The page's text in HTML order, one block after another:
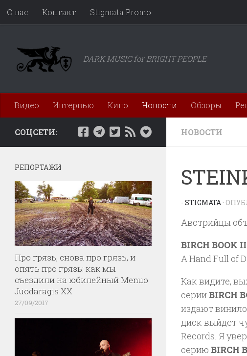
Перейти к содержимому
О нас Контакт Stigmata Promo
DARK MUSIC for BRIGHT PEOPLE
Видео Интервью Кино Новости Обзоры
НОВОСТИ
- STIGMATA ·
Австрийцы
BIRCH BOOK
A Hand Full of
Как видите,
серииBIRCH
издают
диск выйдет
Records. Я
серию BIRCH
СОЦСЕТИ:
РЕПОРТАЖИ
Про грязь, снова про грязь, и
опять про грязь: как мы
съездили на юбилейный Menuo
Juodaragis XX
27/09/2017